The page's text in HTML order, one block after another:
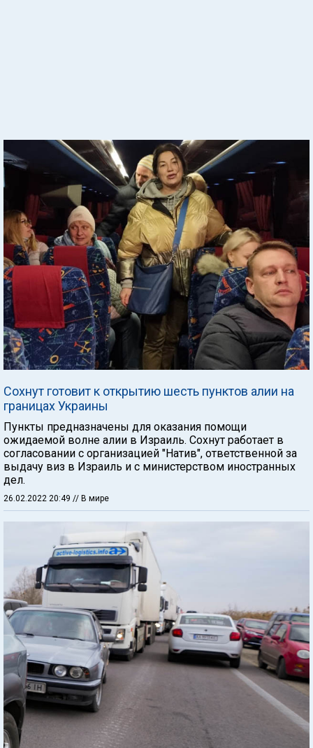
Сохнут готовит к открытию шесть пунктов алии на
границах Украины
Пункты предназначены для оказания помощи
ожидаемой волне алии в Израиль. Сохнут работает в
согласовании с организацией "Натив", ответственной за
выдачу виз в Израиль и с министерством иностранных
дел.
26.02.2022 20:49 // В мире